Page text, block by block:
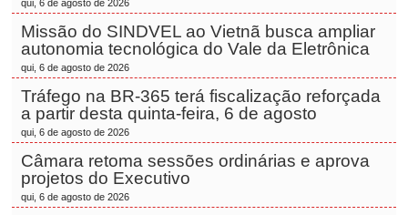
qui, 6 de agosto de 2026
Missão do SINDVEL ao Vietnã busca ampliar
autonomia tecnológica do Vale da Eletrônica
qui, 6 de agosto de 2026
Tráfego na BR-365 terá fiscalização reforçada
a partir desta quinta-feira, 6 de agosto
qui, 6 de agosto de 2026
Câmara retoma sessões ordinárias e aprova
projetos do Executivo
qui, 6 de agosto de 2026